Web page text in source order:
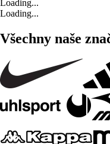
Loading...
Loading...
Všechny naše